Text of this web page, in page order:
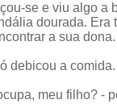
se e viu algo a
dourada.
a sua dona.
debicou a comida.
meu filho? -